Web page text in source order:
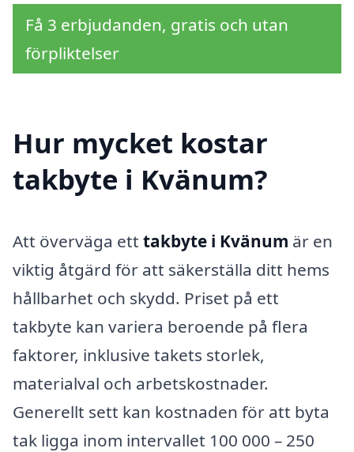
Få 3 erbjudanden, gratis och utan
förpliktelser
Hur mycket kostar
takbyte i Kvänum?
Att överväga ett takbyte i Kvänum är en
viktig åtgärd för att säkerställa ditt hems
hållbarhet och skydd. Priset på ett
takbyte kan variera beroende på flera
faktorer, inklusive takets storlek,
materialval och arbetskostnader.
Generellt sett kan kostnaden för att byta
tak ligga inom intervallet 100 000 – 250